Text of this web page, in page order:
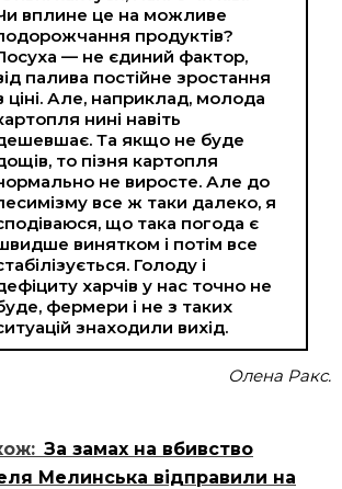
вплине це на можливе
продуктів?
— не єдиний фактор,
палива постійне зростання
ціні. Але, наприклад, молода
нині навіть
Та якщо не буде
то пізня картопля
не виросте. Але до
все ж таки далеко, я
що така погода є
винятком і потім все
Голоду і
харчів у нас точно не
фермери і не з таких
знаходили вихід.
Олена Ракс.
За замах на вбивство
Мелинська відправили на